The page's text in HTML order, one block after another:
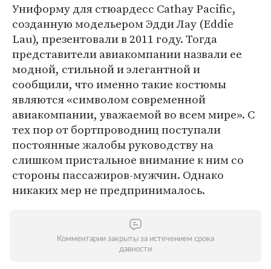
Униформу для стюардесс Cathay Pacific,
созданную модельером Эдди Лау (Eddie
Lau), презентовали в 2011 году. Тогда
представители авиакомпании назвали ее
модной, стильной и элегантной и
сообщили, что именно такие костюмы
являются «символом современной
авиакомпании, уважаемой во всем мире». С
тех пор от бортпроводниц поступали
постоянные жалобы руководству на
слишком пристальное внимание к ним со
стороны пассажиров-мужчин. Однако
никаких мер не предпринималось.
Комментарии закрыты за истечением срока
давности